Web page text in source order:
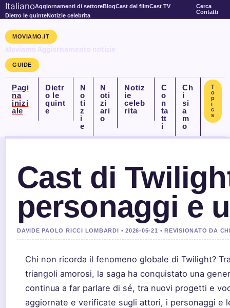
ItalianoAggiornamenti di settoreBlogCast del filmCast TV
Dietro le quinteNotizie celebrita
Cerca
Contatti
MOVIAMO.IT
Moviamo Aggiornamento notizie
GUIDE
Pagi
na
inizi
ale
Dietr
o le
quint
e
N
o
ti
z
i
e
N
oti
zi
ari
o
Notiz
ie
celeb
rita
C
o
n
ta
tt
i
Ch
i
si
a
m
o
T
o
p
i
c
s
Cast di
personaggi e
DAVIDE PAOLO RICCI LOMBARDI • 2026-05-21 • REVISIONATO DA
Chi non ricorda il fenomeno globale di Twilight?
triangoli amorosi, la saga ha conquistato una
continua a far parlare di sé, tra nuovi progetti e
aggiornate e verificate sugli attori, i personaggi